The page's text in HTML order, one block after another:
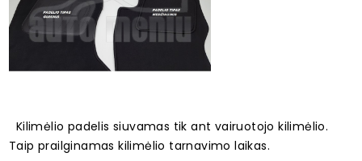
Kilimėlio padelis siuvamas tik ant vairuotojo kilimėlio.
Taip prailginamas kilimėlio tarnavimo laikas.